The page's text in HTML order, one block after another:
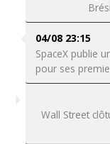
04/08 23:15
SpaceX publie
pour ses
Wall Street